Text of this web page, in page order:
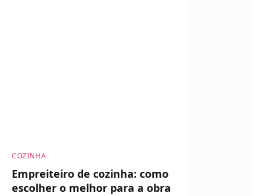
COZINHA
Empreiteiro de cozinha: como
escolher o melhor para a obra